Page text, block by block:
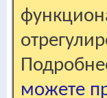
можете